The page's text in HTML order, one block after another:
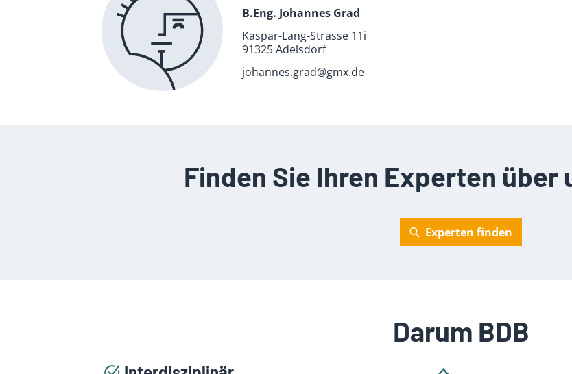
B.Eng. Johannes Grad
Kaspar-Lang-Strasse 11i
91325 Adelsdorf
johannes.grad@gmx.de
Finden Sie Ihren Experten über
Experten finden
Darum BDB